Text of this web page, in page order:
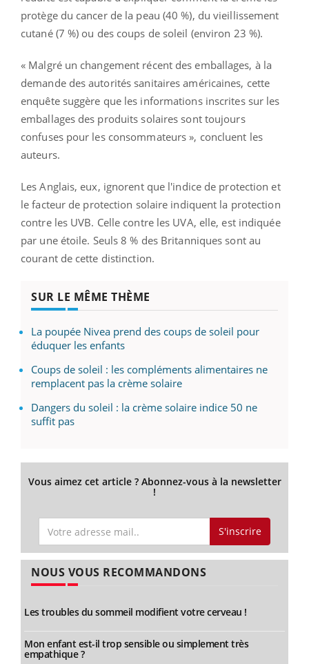
protège du cancer de la peau (40 %), du vieillissement
cutané (7 %) ou des coups de soleil (environ 23 %).
« Malgré un changement récent des emballages, à la
demande des autorités sanitaires américaines, cette
enquête suggère que les informations inscrites sur les
emballages des produits solaires sont toujours
confuses pour les consommateurs », concluent les
auteurs.
Les Anglais, eux, ignorent que l'indice de protection et
le facteur de protection solaire indiquent la protection
contre les UVB. Celle contre les UVA, elle, est indiquée
par une étoile. Seuls 8 % des Britanniques sont au
courant de cette distinction.
SUR LE MÊME THÈME
La poupée Nivea prend des coups de soleil pour
éduquer les enfants
Coups de soleil : les compléments alimentaires ne
remplacent pas la crème solaire
Dangers du soleil : la crème solaire indice 50 ne
suffit pas
Vous aimez cet article ? Abonnez-vous à la newsletter
!
S'inscrire
NOUS VOUS RECOMMANDONS
Les troubles du sommeil modifient votre cerveau !
Mon enfant est-il trop sensible ou simplement très
empathique ?